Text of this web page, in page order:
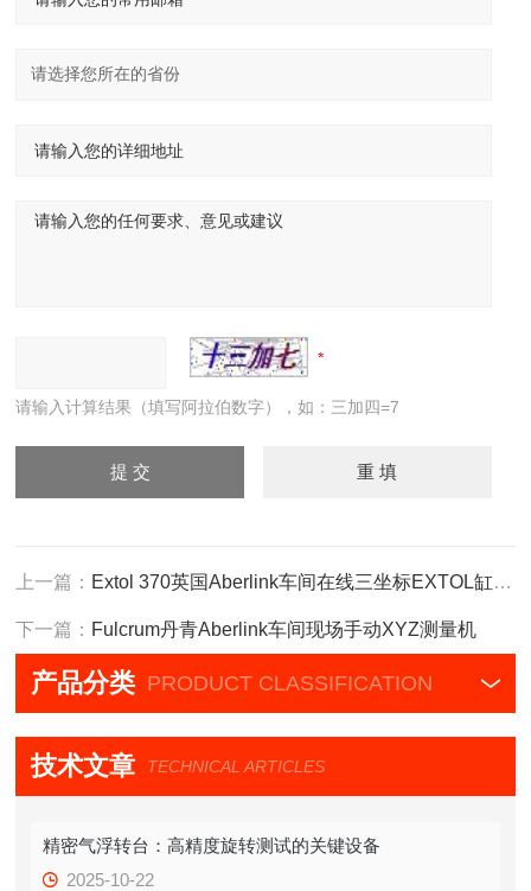
请输入计算结果（填写阿拉伯数字），如：三加四=7
上一篇： Extol 370英国Aberlink车间在线三坐标EXTOL缸体测量
下一篇： Fulcrum丹青Aberlink车间现场手动XYZ测量机
产品分类 PRODUCT CLASSIFICATION
技术文章 TECHNICAL ARTICLES
精密气浮转台：高精度旋转测试的关键设备
2025-10-22